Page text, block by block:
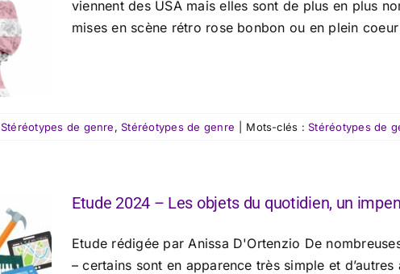
viennent des USA mais elles sont de plus en plus
mises en scène rétro rose bonbon ou en plein
Stéréotypes de genre,Stéréotypes de genre Mots-clés :Stéréotypes de
Etude 2024 – Les objets du quotidien, un
Etude rédigée par Anissa D'Ortenzio De
– certains sont en apparence très simple et